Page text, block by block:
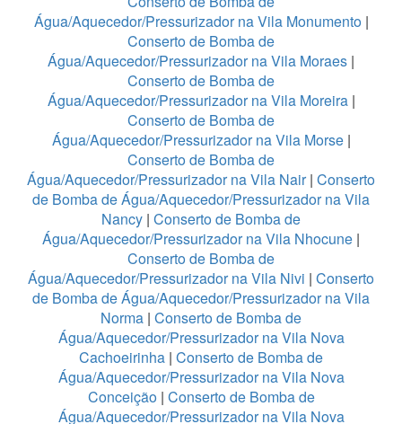
Água/Aquecedor/Pressurizador na Vila Monumento|
Conserto de Bomba de
Água/Aquecedor/Pressurizador na Vila Moraes |
Conserto de Bomba de
Água/Aquecedor/Pressurizador na Vila Moreira|
Conserto de Bomba de
Água/Aquecedor/Pressurizador na Vila Morse|
Conserto de Bomba de
Água/Aquecedor/Pressurizador na Vila Nair| Conserto
de Bomba de Água/Aquecedor/Pressurizador na Vila
Nancy | Conserto de Bomba de
Água/Aquecedor/Pressurizador na Vila Nhocune |
Conserto de Bomba de
Água/Aquecedor/Pressurizador na Vila Nivi | Conserto
de Bomba de Água/Aquecedor/Pressurizador na Vila
Norma | Conserto de Bomba de
Água/Aquecedor/Pressurizador na Vila Nova
Cachoeirinha | Conserto de Bomba de
Água/Aquecedor/Pressurizador na Vila Nova
Conceição| Conserto de Bomba de
Água/Aquecedor/Pressurizador na Vila Nova